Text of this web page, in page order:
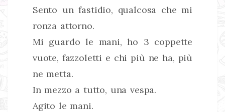
Sento un fastidio, qualcosa che mi
ronza attorno.
Mi guardo le mani, ho 3 coppette
vuote, fazzoletti e chi più ne ha, più
ne metta.
In mezzo a tutto, una vespa.
Agito le mani.